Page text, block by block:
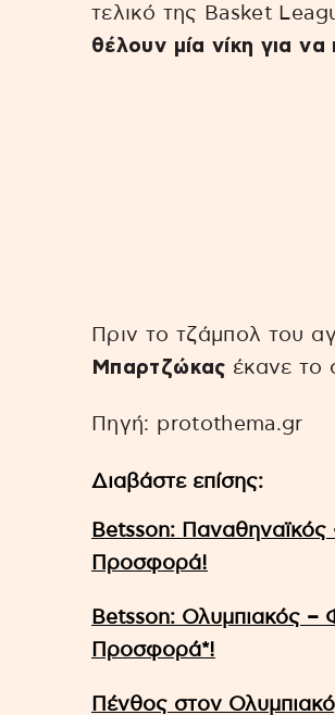
τελικό της Basket
θέλουν μία νίκη για
Πριν το τζάμπολ του
Μπαρτζώκας έκανε το
Πηγή: protothema.gr
Διαβάστε επίσης:
Betsson: Παναθηναϊκός
Προσφορά!
Betsson: Ολυμπιακός –
Προσφορά*!
Πένθος στον